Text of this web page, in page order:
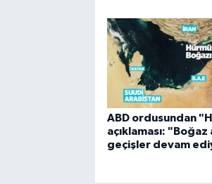
ABD ordusundan
açıklaması: "Boğaz
geçişler devam